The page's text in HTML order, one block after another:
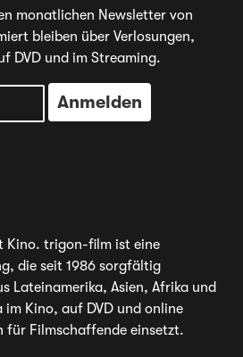
monatlichen Newsletter von
bleiben über Verlosungen,
DVD und im Streaming.
Kino. trigon-film ist eine
die seit 1986 sorgfältig
Lateinamerika, Asien, Afrika und
im Kino, auf DVD und online
für Filmschaffende einsetzt.